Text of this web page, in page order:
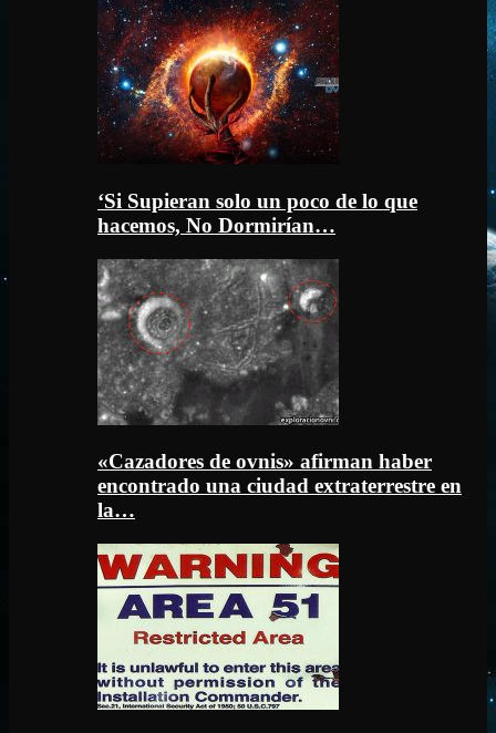
‘Si Supieran solo un poco de lo que
hacemos, No Dormirían…
«Cazadores de ovnis» afirman haber
encontrado una ciudad extraterrestre en
la…